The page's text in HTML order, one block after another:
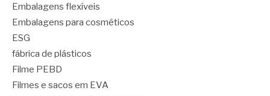
Embalagens flexíveis
Embalagens para cosméticos
ESG
fábrica de plásticos
Filme PEBD
Filmes e sacos em EVA